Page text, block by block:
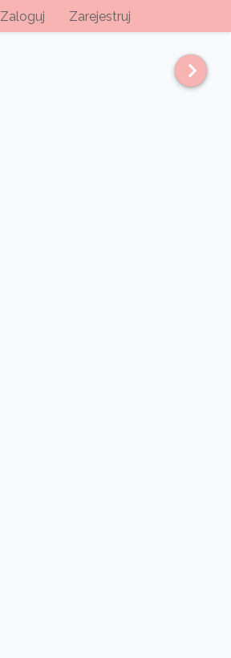
Zaloguj Zarejestruj